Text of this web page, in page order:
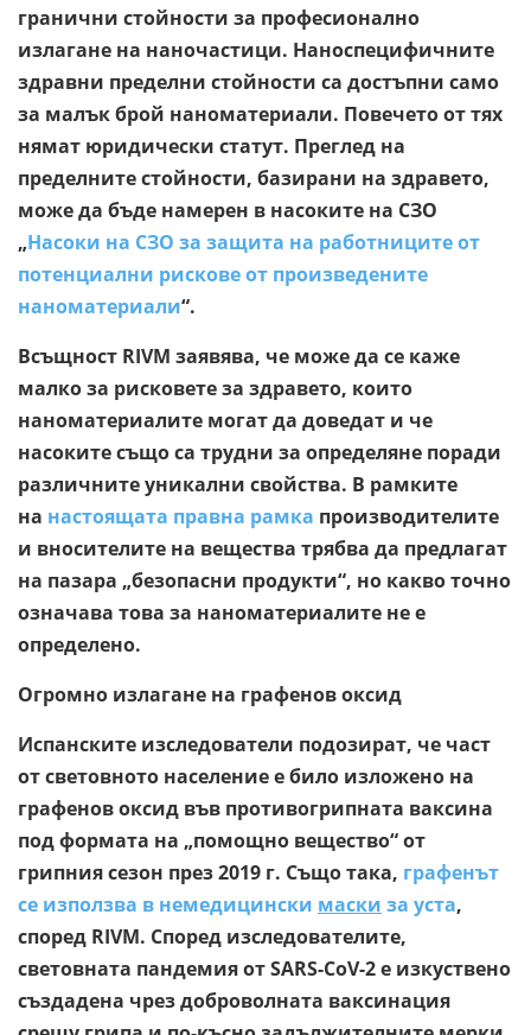
гранични стойности за професионално
излагане на наночастици. Наноспецифичните
здравни пределни стойности са достъпни само
за малък брой наноматериали. Повечето от тях
нямат юридически статут. Преглед на
пределните стойности, базирани на здравето,
може да бъде намерен в насоките на СЗО
„Насоки на СЗО за защита на работниците от
потенциални рискове от произведените
наноматериали“.
Всъщност RIVM заявява, че може да се каже
малко за рисковете за здравето, които
наноматериалите могат да доведат и че
насоките също са трудни за определяне поради
различните уникални свойства. В рамките
на настоящата правна рамка производителите
и вносителите на вещества трябва да предлагат
на пазара „безопасни продукти“, но какво точно
означава това за наноматериалите не е
определено.
Огромно излагане на графенов оксид
Испанските изследователи подозират, че част
от световното население е било изложено на
графенов оксид във противогрипната ваксина
под формата на „помощно вещество“ от
грипния сезон през 2019 г. Също така, графенът
се използва в немедицински маски за уста,
според RIVM. Според изследователите,
световната пандемия от SARS-CoV-2 е изкуствено
създадена чрез доброволната ваксинация